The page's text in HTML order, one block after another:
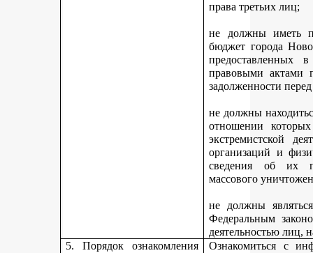
права третьих лиц;
не должны иметь
бюджет города
предоставленных
правовыми актами
задолженности
не должны
отношении
экстремистской
организаций и
сведения об их
массового
не должны
Федеральным
деятельностью лиц,
5. Порядок ознакомления
Ознакомиться с